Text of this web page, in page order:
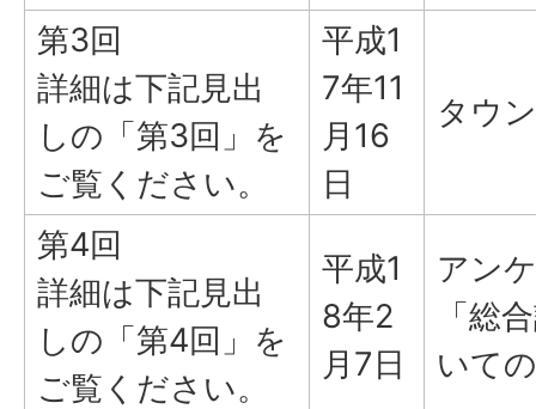
第3回
詳細は下記見出
しの「第3回」を
ご覧ください。
平成1
7年11
月16
日
タウ
第4回
詳細は下記見出
しの「第4回」を
ご覧ください。
平成1
8年2
月7日
アン
「総
いて